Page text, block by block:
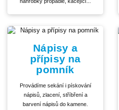
Nápisy a
přípisy na
pomník
Provádíme sekání i pískování
nápisů, zlacení, stříbření a
barvení nápisů do kamene.